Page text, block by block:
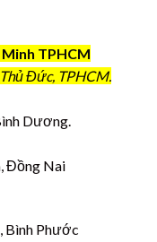
TPHCM
Đức, TPHCM.
Dương.
Đồng Nai
Bình Phước